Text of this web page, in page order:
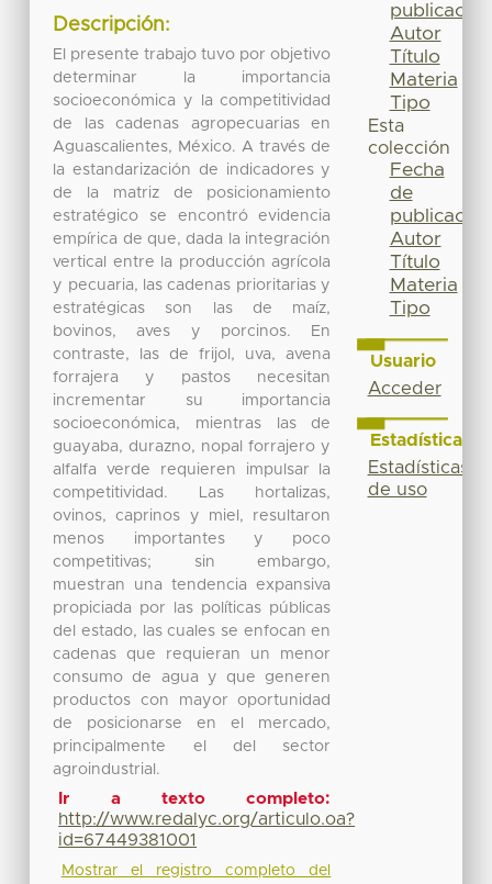
Descripción:
El presente trabajo tuvo por objetivo
determinar la importancia
socioeconómica y la competitividad
de las cadenas agropecuarias en
Aguascalientes, México. A través de
la estandarización de indicadores y
de la matriz de posicionamiento
estratégico se encontró evidencia
empírica de que, dada la integración
vertical entre la producción agrícola
y pecuaria, las cadenas prioritarias y
estratégicas son las de maíz,
bovinos, aves y porcinos. En
contraste, las de frijol, uva, avena
forrajera y pastos necesitan
incrementar su importancia
socioeconómica, mientras las de
guayaba, durazno, nopal forrajero y
alfalfa verde requieren impulsar la
competitividad. Las hortalizas,
ovinos, caprinos y miel, resultaron
menos importantes y poco
competitivas; sin embargo,
muestran una tendencia expansiva
propiciada por las políticas públicas
del estado, las cuales se enfocan en
cadenas que requieran un menor
consumo de agua y que generen
productos con mayor oportunidad
de posicionarse en el mercado,
principalmente el del sector
agroindustrial.
Ir a texto completo:
http://www.redalyc.org/articulo.oa?
id=67449381001
Mostrar el registro completo del
publicación
Autor
Título
Materia
Tipo
Esta
colección
Fecha
de
publicación
Autor
Título
Materia
Tipo
Usuario
Acceder
Estadísticas
Estadísticas
de uso